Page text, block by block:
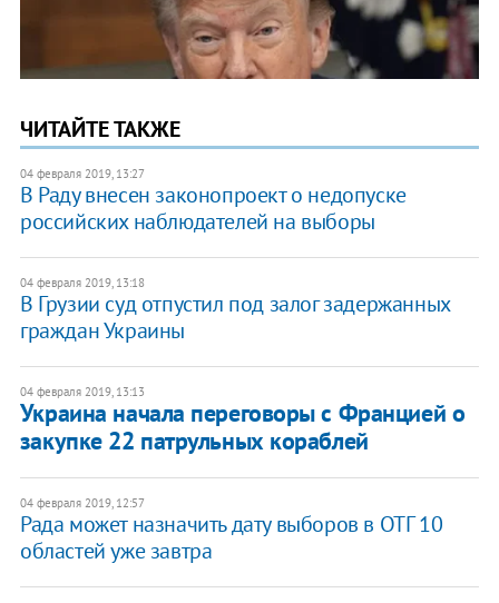
ЧИТАЙТЕ ТАКЖЕ
04 февраля 2019, 13:27
В Раду внесен законопроект о недопуске
российских наблюдателей на выборы
04 февраля 2019, 13:18
В Грузии суд отпустил под залог задержанных
граждан Украины
04 февраля 2019, 13:13
Украина начала переговоры с Францией о
закупке 22 патрульных кораблей
04 февраля 2019, 12:57
Рада может назначить дату выборов в ОТГ 10
областей уже завтра